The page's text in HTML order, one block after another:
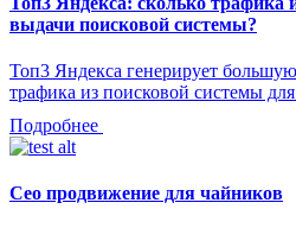
выдачи поисковой системы?
Топ3 Яндекса генерирует большую
трафика из поисковой системы
Подробнее
Сео продвижение для чайников